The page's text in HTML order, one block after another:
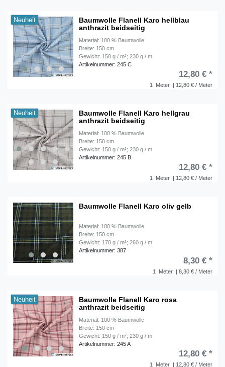
Neuheit
Baumwolle Flanell Karo hellblau
anthrazit beidseitig
Material: 100 % Baumwolle
Breite: 150 cm
Gewicht: 150 g / m²; 230 g / m
Artikelnummer: 245 C
1 Meter | 12,80 € / Meter
12,80 € *
Neuheit
Baumwolle Flanell Karo hellgrau
anthrazit beidseitig
Material: 100 % Baumwolle
Breite: 150 cm
Gewicht: 150 g / m²; 230 g / m
Artikelnummer: 245 B
1 Meter | 12,80 € / Meter
12,80 € *
Baumwolle Flanell Karo oliv gelb
Material: 100 % Baumwolle
Breite: 150 cm
Gewicht: 170 g / m²; 260 g / m
Artikelnummer: 387
1 Meter | 8,30 € / Meter
8,30 € *
Neuheit
Baumwolle Flanell Karo rosa
anthrazit beidseitig
Material: 100 % Baumwolle
Breite: 150 cm
Gewicht: 150 g / m²; 230 g / m
Artikelnummer: 245 A
1 Meter | 12,80 € / Meter
12,80 € *